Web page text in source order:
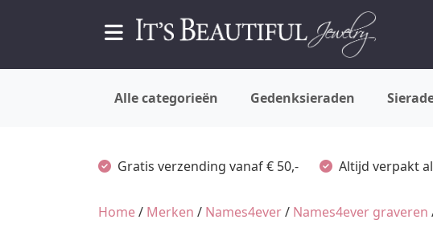
Alle categorieën Gedenksieraden
Gratis verzending vanaf € 50,- Altijd verpakt
Home/ Merken / Names4ever/ Names4ever graveren